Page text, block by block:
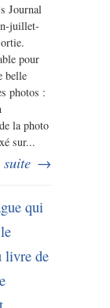
Journal
juillet-
pour
belle
photos :
la photo
sur...
→
qui
livre de